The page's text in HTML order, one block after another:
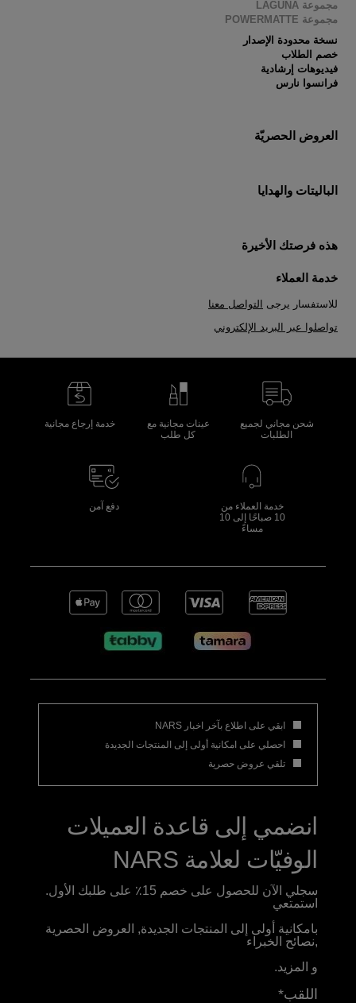
مجموعة LAGUNA
مجموعة POWERMATTE
نسخة محدودة الإصدار
خصم الطلاب
فيديوهات إرشادية
فرانسوا نارس
العروض الحصريّة
الباليتات والهدايا
هذه فرصتك الأخيرة
خدمة العملاء
للاستفسار يرجى
التواصل معنا
تواصلوا عبر البريد الإلكتروني
شحن مجاني لجميع
الطلبات
عينات مجانية مع
كل طلب
خدمة إرجاع مجانية
خدمة العملاء من
10 صباحًا إلى 10
مساءً
دفع آمن
ابقي على اطلاع بآخر اخبار NARS
احصلي على امكانية أولى إلى المنتجات الجديدة
تلقي عروض حصرية
انضمي إلى قاعدة العميلات
الوفيّات لعلامة NARS
سجلي الآن للحصول على خصم 15٪ على طلبك الأول.
استمتعي
بامكانية أولى إلى المنتجات الجديدة, العروض الحصرية
,نصائح الخبراء
و المزيد.
اللقب*